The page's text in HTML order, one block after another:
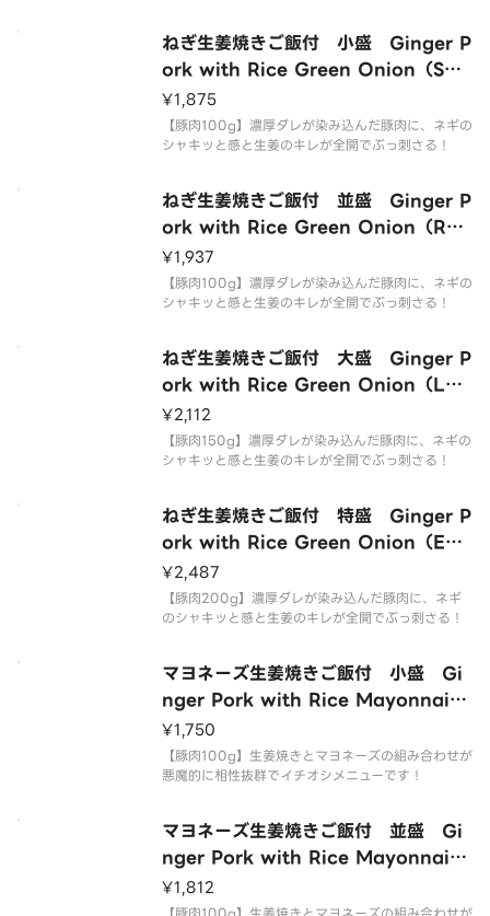
ねぎ生姜焼きご飯付 小盛 Ginger P
ork with Rice Green Onion（Sm
all）
¥1,875
【豚肉100g】濃厚ダレが染み込んだ豚肉に、ネギの
シャキッと感と生姜のキレが全開でぶっ刺さる！
ねぎ生姜焼きご飯付 並盛 Ginger P
ork with Rice Green Onion（Reg
ular）
¥1,937
【豚肉100g】濃厚ダレが染み込んだ豚肉に、ネギの
シャキッと感と生姜のキレが全開でぶっ刺さる！
ねぎ生姜焼きご飯付 大盛 Ginger P
ork with Rice Green Onion（Lar
ge）
¥2,112
【豚肉150g】濃厚ダレが染み込んだ豚肉に、ネギの
シャキッと感と生姜のキレが全開でぶっ刺さる！
ねぎ生姜焼きご飯付 特盛 Ginger P
ork with Rice Green Onion（Extr
a Large）
¥2,487
【豚肉200g】濃厚ダレが染み込んだ豚肉に、ネギ
のシャキッと感と生姜のキレが全開でぶっ刺さる！
マヨネーズ生姜焼きご飯付 小盛 Gi
nger Pork with Rice Mayonnaise
（Small）
¥1,750
【豚肉100g】生姜焼きとマヨネーズの組み合わせが
悪魔的に相性抜群でイチオシメニューです！
マヨネーズ生姜焼きご飯付 並盛 Gi
nger Pork with Rice Mayonnaise
（Regular）
¥1,812